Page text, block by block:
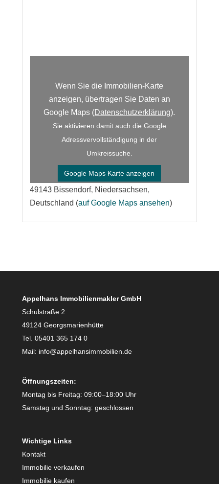
Wenn Sie die Immobilien-Karte
anzeigen, übertragen Sie Daten an
Google Maps (Datenschutzerklärung).
Sie aktivieren damit auch die Google
Adressvervollständigung in der
Umkreissuche.
Google Maps Karte anzeigen
49143 Bissendorf, Niedersachsen,
Deutschland (auf Google Maps ansehen)
Appelhans Immobilienmakler GmbH
Schulstraße 2
49124 Georgsmarienhütte
Tel. 05401 365 174 0
Mail: info@appelhansimmobilien.de
Öffnungszeiten:
Montag bis Freitag: 09:00–18:00 Uhr
Samstag und Sonntag: geschlossen
Wichtige Links
Kontakt
Immobilie verkaufen
Immobilie kaufen